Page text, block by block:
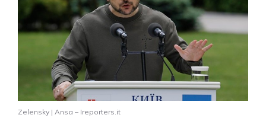
Zelensky | Ansa – Ireporters.it